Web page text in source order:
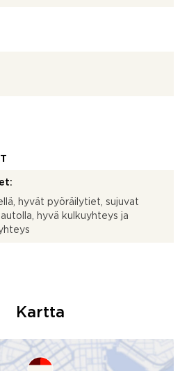
hyvät pyöräilytiet, sujuvat
hyvä kulkuyhteys ja
Kartta